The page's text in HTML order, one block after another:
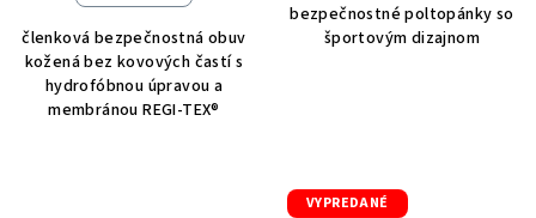
členková bezpečnostná obuv
kožená bez kovových častí s
hydrofóbnou úpravou a
membránou REGI-TEX®
bezpečnostné poltopánky so
športovým dizajnom
VYPREDANÉ